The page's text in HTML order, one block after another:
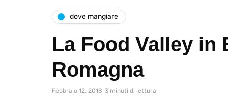
dove mangiare
La Food Valley in
Romagna
Febbraio 12, 2018 3 minuti di lettura